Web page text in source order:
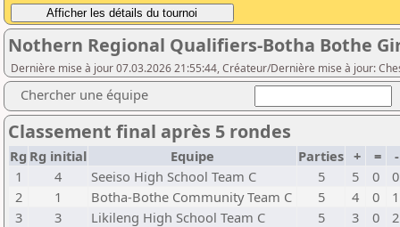
Nothern Regional Qualifiers-Botha Bothe
Dernière mise à jour 07.03.2026 21:55:44, Créateur/Dernière mise à jour:
Chercher une équipe
Classement final après 5 rondes
Rg Rg initial Equipe Parties + =
1
4 Seeiso High School Team C 5 5 0
0
2
1 Botha-Bothe Community Team C 5 4 0
1
3
3 Likileng High School Team C 5 3 0
2